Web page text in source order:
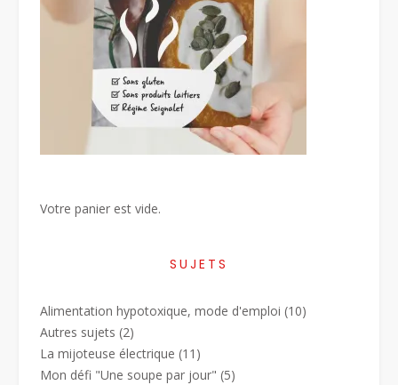
Votre panier est vide.
SUJETS
Alimentation hypotoxique, mode d'emploi (10)
Autres sujets (2)
La mijoteuse électrique (11)
Mon défi "Une soupe par jour" (5)